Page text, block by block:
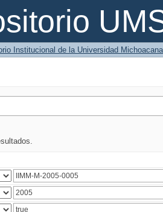
Institucional de la Universidad